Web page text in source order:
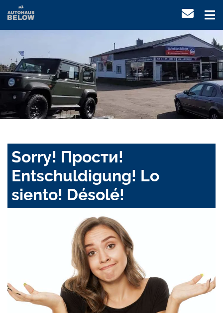
Sorry! Прости!
Entschuldigung! Lo
siento! Désolé!